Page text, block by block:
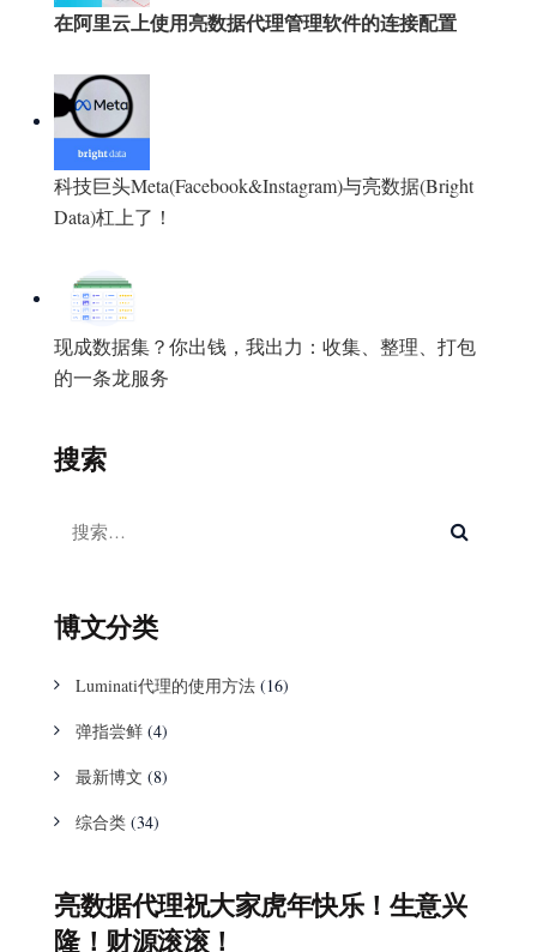
在阿里云上使用亮数据代理管理软件的连接配置
科技巨头Meta(Facebook&Instagram)与亮数据(Bright
Data)杠上了！
现成数据集？你出钱，我出力：收集、整理、打包
的一条龙服务
搜索
博文分类
Luminati代理的使用方法 (16)
弹指尝鲜 (4)
最新博文 (8)
综合类 (34)
亮数据代理祝大家虎年快乐！生意兴
隆！财源滚滚！